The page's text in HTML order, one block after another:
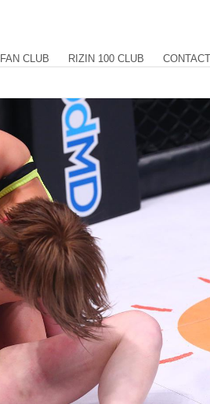
FAN CLUB RIZIN 100 CLUB CONTACT